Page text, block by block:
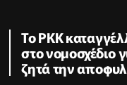
Το PKK
στο νομοσχέδιο
ζητά την